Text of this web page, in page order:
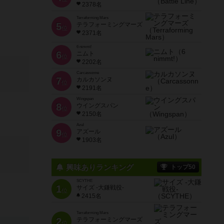
2378名
5 位
Terraforming Mars
テラフォーミングマーズ
2371名
6 位
ニムト
2202名
7 位
Carcassonne
カルカソンヌ
2191名
8 位
Wingspan
ウイングスパン
2150名
9 位
Azul
アズール
1903名
興味ありランキング トップ50
1位
SCYTHE
サイズ -大鎌戦役-
2415名
2
Terraforming Mars
テラフォーミングマーズ